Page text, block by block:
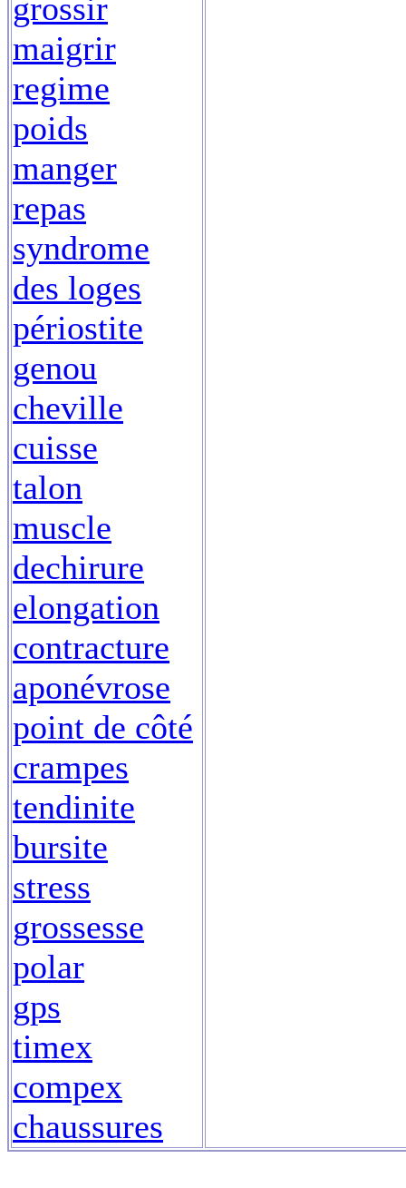
grossir
maigrir
regime
poids
manger
repas
syndrome
des loges
périostite
genou
cheville
cuisse
talon
muscle
dechirure
elongation
contracture
aponévrose
point de côté
crampes
tendinite
bursite
stress
grossesse
polar
gps
timex
compex
chaussures